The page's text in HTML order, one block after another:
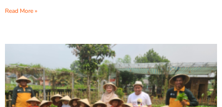
Read More »